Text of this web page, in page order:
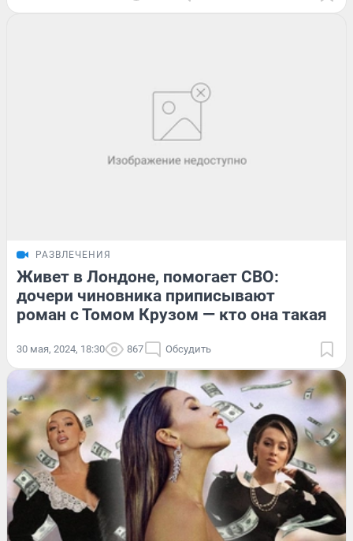
РАЗВЛЕЧЕНИЯ
Живет в Лондоне, помогает СВО:
дочери чиновника приписывают
роман с Томом Крузом — кто она такая
30 мая, 2024, 18:30 867 Обсудить